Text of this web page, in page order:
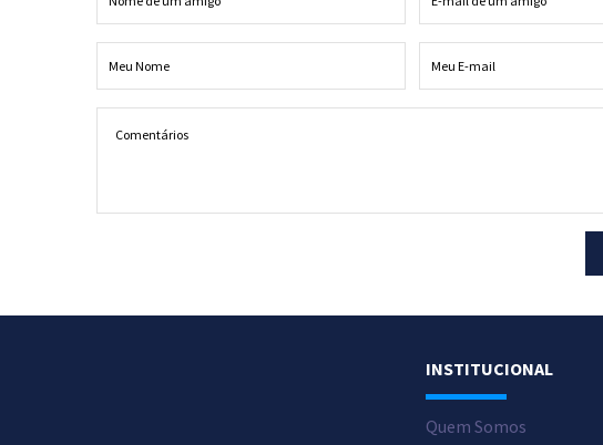
INSTITUCIONAL
Quem Somos